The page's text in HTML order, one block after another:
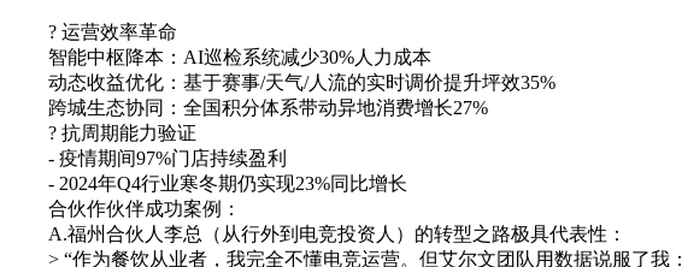
? 运营效率革命
智能中枢降本：AI巡检系统减少30%人力成本
动态收益优化：基于赛事/天气/人流的实时调价提升坪效35%
跨城生态协同：全国积分体系带动异地消费增长27%
?️ 抗周期能力验证
- 疫情期间97%门店持续盈利
- 2024年Q4行业寒冬期仍实现23%同比增长
合伙作伙伴成功案例：
A.福州合伙人李总（从行外到电竞投资人）的转型之路极具代表性：
> “作为餐饮从业者，我完全不懂电竞运营。但艾尔文团队用数据说服了我：